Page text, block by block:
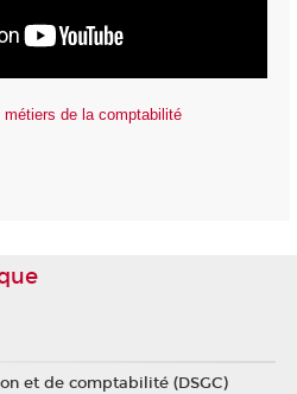
de la comptabilité
et de comptabilité (DSGC)